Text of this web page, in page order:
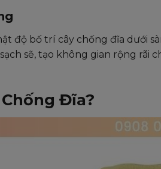
độ bố trí cây chống đĩa dưới
sẽ, tạo không gian rộng rãi
Đĩa?